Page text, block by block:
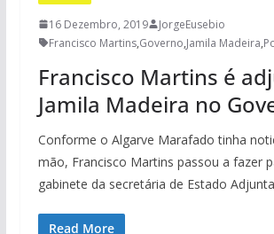
16 Dezembro, 2019
JorgeEusebio
Francisco Martins,Governo,Jamila Madeira,
Francisco Martins é
Jamila Madeira no
Conforme o Algarve Marafado tinha
mão, Francisco Martins passou a fazer
gabinete da secretária de Estado
Read More